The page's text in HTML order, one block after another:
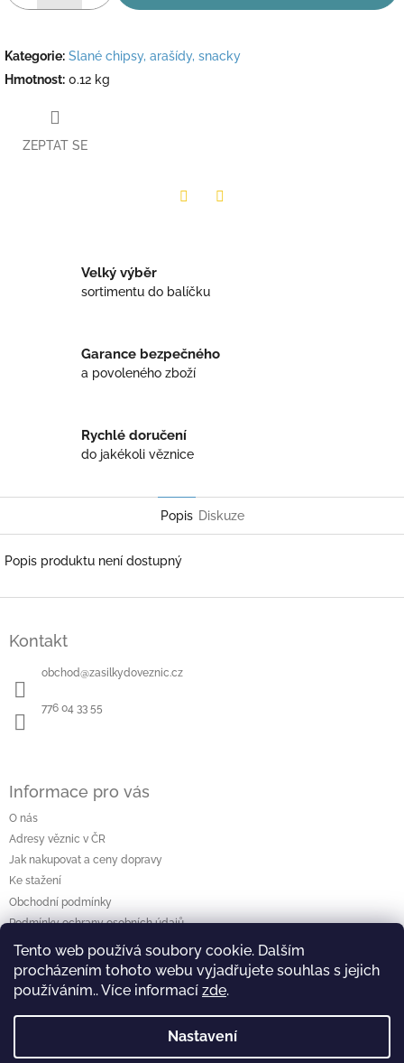
Tento web používá soubory cookie. Dalším
procházením tohoto webu vyjadřujete souhlas s jejich
používáním.. Více informací zde.
Nastavení
Kategorie: Slané chipsy, arašídy, snacky
Hmotnost: 0.12 kg
ZEPTAT SE
Velký výběr
sortimentu do balíčku
Garance bezpečného
a povoleného zboží
Rychlé doručení
do jakékoli věznice
Popis Diskuze
Popis produktu není dostupný
Kontakt
obchod@zasilkydoveznic.cz
776 04 33 55
Informace pro vás
O nás
Adresy věznic v ČR
Jak nakupovat a ceny dopravy
Ke stažení
Obchodní podmínky
Podmínky ochrany osobních údajů
Vyhledávání
Hledat